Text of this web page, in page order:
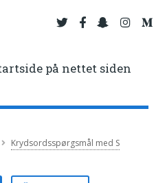
på nettet siden
Krydsordsspørgsmål med S